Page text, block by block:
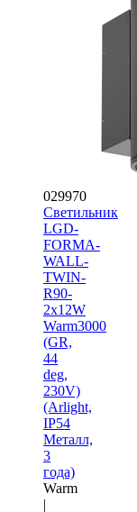
029970
Светильник
LGD-
FORMA-
WALL-
TWIN-
R90-
2x12W
Warm3000
(GR,
44
deg,
230V)
(Arlight,
IP54
Металл,
3
года)
Warm
|